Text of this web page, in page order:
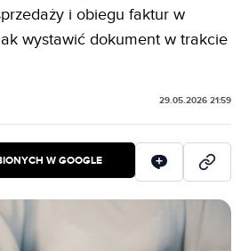
i obiegu faktur w
wystawić dokument w trakcie
29.05.2026 21:59
W GOOGLE